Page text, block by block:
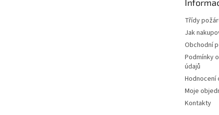
Třídy
Jak
Obchodní
Podmínky
údajů
Hodnocení
Moje
Kontakty